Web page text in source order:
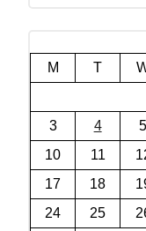
M
T
3
4 5
10
11
17
18
24
25